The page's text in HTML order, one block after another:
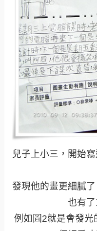
兒子上小三，開始
發現他的畫更細膩
也有了
例如圖2就是會發光